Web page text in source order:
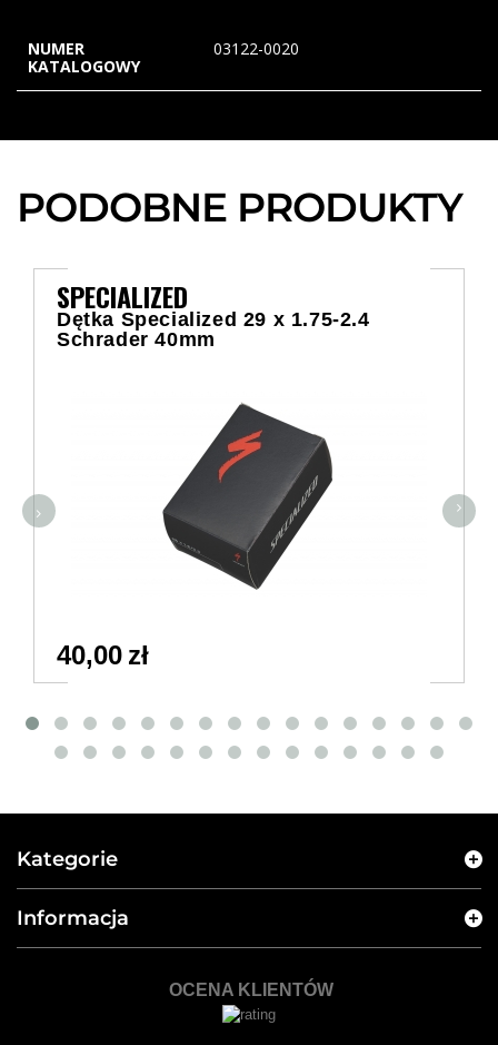
NUMER
KATALOGOWY
03122-0020
PODOBNE PRODUKTY
SPECIALIZED
Dętka Specialized 29 x 1.75-2.4
Schrader 40mm
40,00 zł
Kategorie
Informacja
OCENA KLIENTÓW